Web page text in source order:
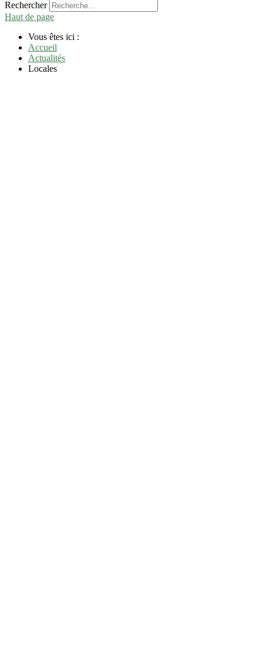
Rechercher
Haut de page
Vous êtes ici :
Accueil
Actualités
Locales